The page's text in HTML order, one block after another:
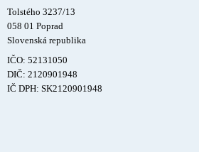
Tolstého 3237/13
058 01 Poprad
Slovenská republika
IČO: 52131050
DIČ: 2120901948
IČ DPH: SK2120901948